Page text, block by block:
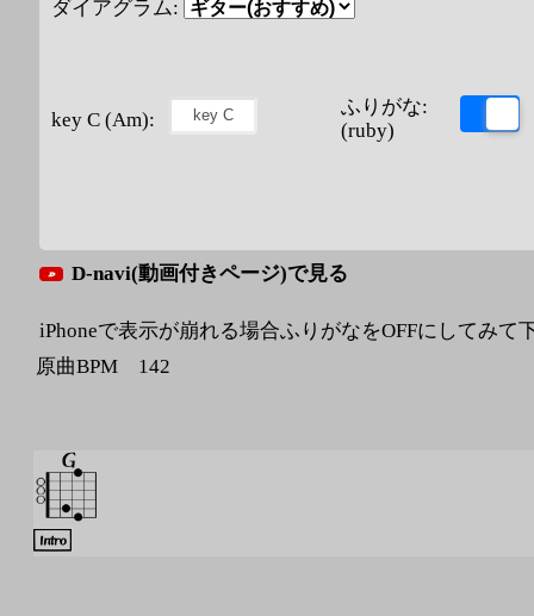
ダイアグラム:
key C (Am):
ふりがな:
(ruby)
D-navi(動画付きページ)で見る
iPhoneで表示が崩れる場合ふりがなをOFFにしてみて
原曲BPM 142